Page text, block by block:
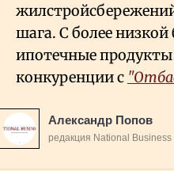
шага. С более низкой
ипотечные
конкуренции с
Александр Попов
редакция National Business